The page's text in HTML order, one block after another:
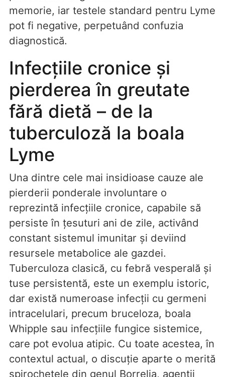
memorie, iar testele standard pentru Lyme
pot fi negative, perpetuând confuzia
diagnostică.
Infecțiile cronice și
pierderea în greutate
fără dietă – de la
tuberculoză la boala
Lyme
Una dintre cele mai insidioase cauze ale
pierderii ponderale involuntare o
reprezintă infecțiile cronice, capabile să
persiste în țesuturi ani de zile, activând
constant sistemul imunitar și deviind
resursele metabolice ale gazdei.
Tuberculoza clasică, cu febră vesperală și
tuse persistentă, este un exemplu istoric,
dar există numeroase infecții cu germeni
intracelulari, precum bruceloza, boala
Whipple sau infecțiile fungice sistemice,
care pot evolua atipic. Cu toate acestea, în
contextul actual, o discuție aparte o merită
spirochetele din genul Borrelia, agenții